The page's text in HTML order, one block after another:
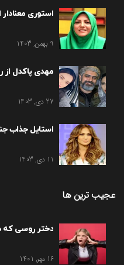
استوری معنادار
9 بهمن, 1403
مهدی پاکدل از
27 دی, 1403
استایل جذاب
11 دی, 1403
عجیب ترین ها
دختر روسی که
16 مهر, 1401